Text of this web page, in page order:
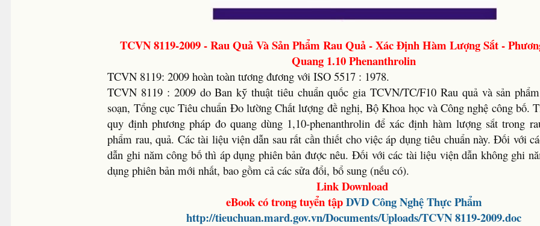
TCVN 8119-2009 - Rau Quả Và Sản Phẩm Rau Quả - Xác Định Hàm Lượng Sắt -
Quang 1.10 Phenanthrolin
TCVN 8119: 2009 hoàn toàn tương đương với ISO 5517 : 1978.
TCVN 8119 : 2009 do Ban kỹ thuật tiêu chuẩn quốc gia TCVN/TC/F10 Rau quả và sản
soạn, Tổng cục Tiêu chuẩn Đo lường Chất lượng đề nghị, Bộ Khoa học và Công nghệ công bố.
quy định phương pháp đo quang dùng 1,10-phenanthrolin để xác định hàm lượng sắt trong
phẩm rau, quả. Các tài liệu viện dẫn sau rất cần thiết cho việc áp dụng tiêu chuẩn này. Đối với
dẫn ghi năm công bố thì áp dụng phiên bản được nêu. Đối với các tài liệu viện dẫn không ghi
dụng phiên bản mới nhất, bao gồm cả các sửa đổi, bổ sung (nếu có).
Link Download
eBook có trong tuyển tậpDVD Công Nghệ Thực Phẩm
http://tieuchuan.mard.gov.vn/Documents/Uploads/TCVN 8119-2009.doc